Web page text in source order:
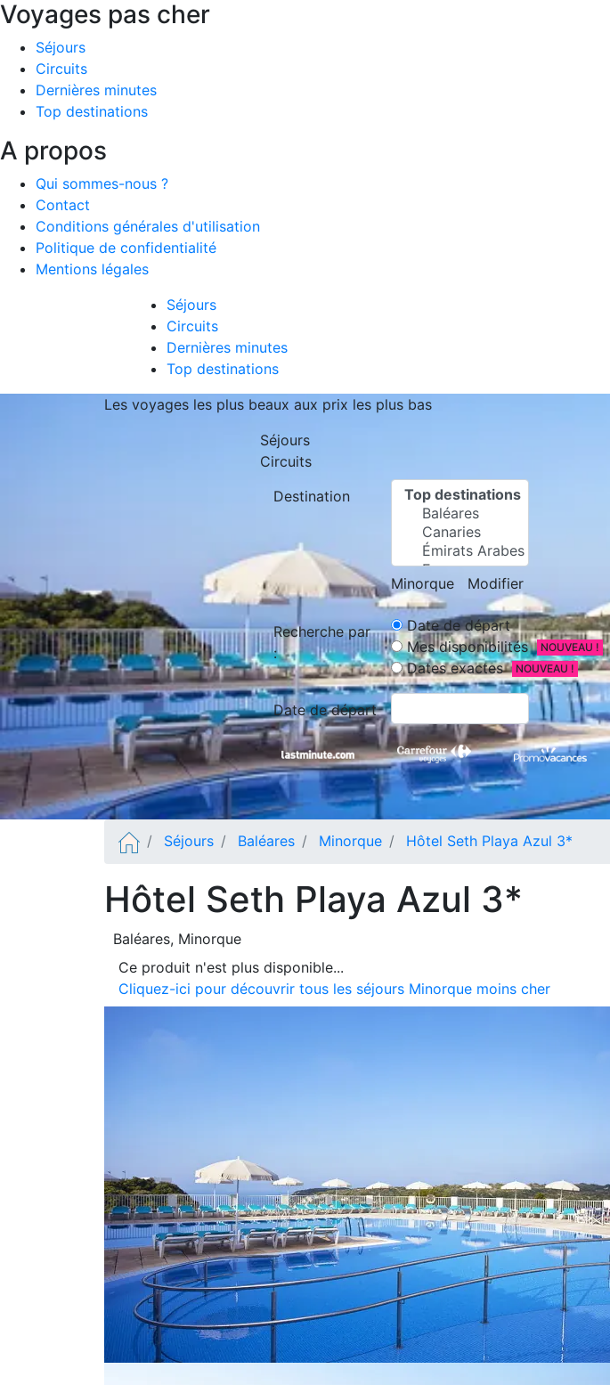
Voyages pas cher
Séjours
Circuits
Dernières minutes
Top destinations
A propos
Qui sommes-nous ?
Contact
Conditions générales d'utilisation
Politique de confidentialité
Mentions légales
Séjours
Circuits
Dernières minutes
Top destinations
Les voyages les plus beaux aux prix les plus bas
Séjours
Circuits
Destination
Minorque Modifier
Recherche par
:
Date de départ
Mes disponibilités
NOUVEAU !
Dates exactes NOUVEAU !
Date de départ
Séjours Baléares Minorque Hôtel Seth Playa Azul 3*
Hôtel Seth Playa Azul 3*
Baléares, Minorque
Ce produit n'est plus disponible...
Cliquez-ici pour découvrir tous les séjours Minorque moins cher